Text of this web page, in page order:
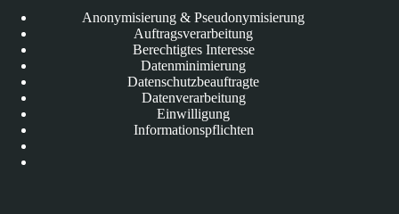
Anonymisierung & Pseudonymisierung
Auftragsverarbeitung
Berechtigtes Interesse
Datenminimierung
Datenschutzbeauftragte
Datenverarbeitung
Einwilligung
Informationspflichten